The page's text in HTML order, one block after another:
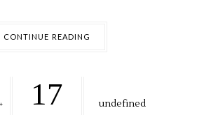
CONTINUE READING
17
undefined